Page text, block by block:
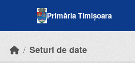
Primăria Timișoara
Seturi de date